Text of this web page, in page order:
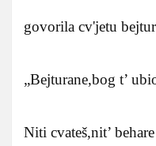
govorila cv'jetu
„Bejturane,bog t’
Niti cvateš,nit’